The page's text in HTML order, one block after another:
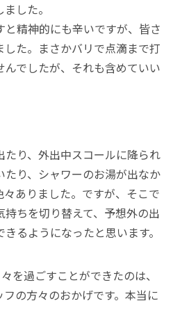
した。
精神的にも辛いですが、皆さ
た。まさかバリで点滴まで打
でしたが、それも含めていい
り、外出中スコールに降られ
たり、シャワーのお湯が出なか
ありました。ですが、そこで
ちを切り替えて、予想外の出
るようになったと思います。
を過ごすことができたのは、
の方々のおかげです。本当に